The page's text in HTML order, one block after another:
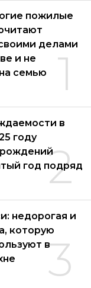
1
пожилые
делами
и не
семью
2
в
году
год подряд
3
недорогая и
которую
в